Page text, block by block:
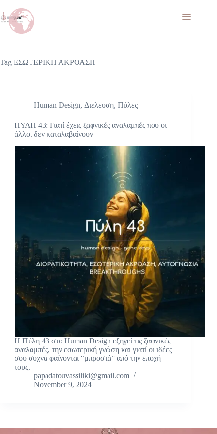
Tag ΕΣΩΤΕΡΙΚΗ ΑΚΡΟΑΣΗ
Human Design, Διέλευση, Πύλες
ΠΥΛΗ 43: Γιατί έχεις ξαφνικές αναλαμπές που οι
άλλοι δεν καταλαβαίνουν
Η Πύλη 43 στο Human Design εξηγεί τις ξαφνικές
αναλαμπές, την εσωτερική γνώση και γιατί οι ιδέες
σου συχνά φαίνονται “μπροστά” από την εποχή
τους.
papadatouvassiliki@gmail.com
November 9, 2024